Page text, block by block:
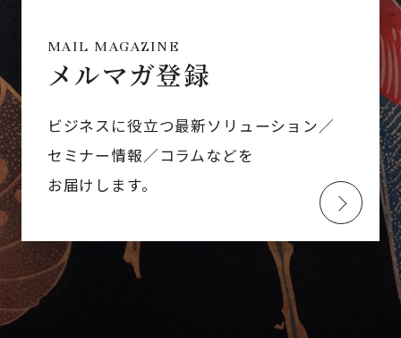
MAIL MAGAZINE
メルマガ登録
ビジネスに役立つ最新ソリューション／
セミナー情報／コラムなどを
お届けします。